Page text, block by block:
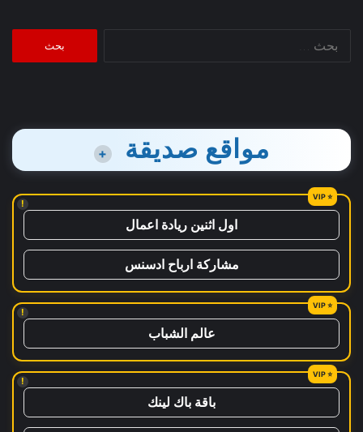
مواقع صديقة +
!
اول اثنين ريادة اعمال
مشاركة ارباح ادسنس
!
عالم الشباب
!
باقة باك لينك